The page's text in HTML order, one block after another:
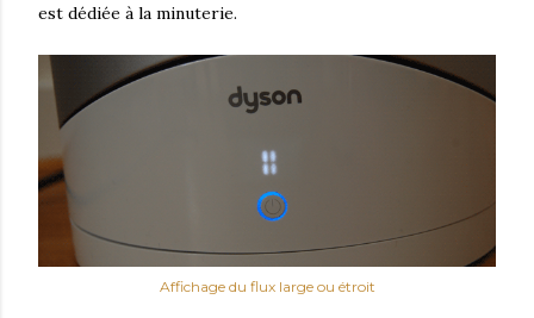
est dédiée à la minuterie.
Affichage du flux large ou étroit